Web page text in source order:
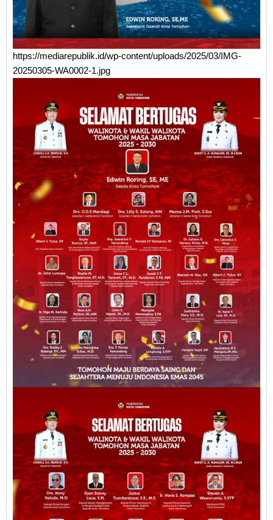
https://mediarepublik.id/wp-content/uploads/2025/03/IMG-
20250305-WA0002-1.jpg